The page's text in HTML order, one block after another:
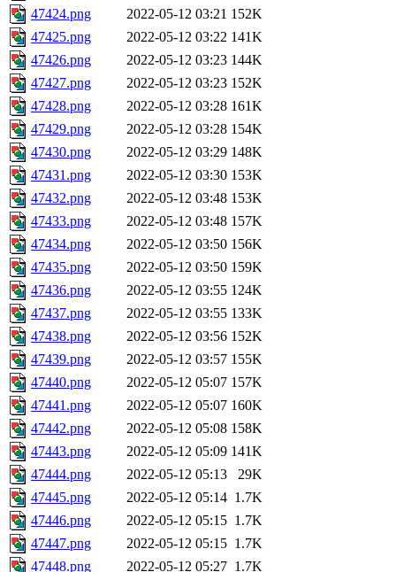
47424.png
2022-05-12 03:21 152K
47425.png
2022-05-12 03:22 141K
47426.png
2022-05-12 03:23 144K
47427.png
2022-05-12 03:23 152K
47428.png
2022-05-12 03:28 161K
47429.png
2022-05-12 03:28 154K
47430.png
2022-05-12 03:29 148K
47431.png
2022-05-12 03:30 153K
47432.png
2022-05-12 03:48 153K
47433.png
2022-05-12 03:48 157K
47434.png
2022-05-12 03:50 156K
47435.png
2022-05-12 03:50 159K
47436.png
2022-05-12 03:55 124K
47437.png
2022-05-12 03:55 133K
47438.png
2022-05-12 03:56 152K
47439.png
2022-05-12 03:57 155K
47440.png
2022-05-12 05:07 157K
47441.png
2022-05-12 05:07 160K
47442.png
2022-05-12 05:08 158K
47443.png
2022-05-12 05:09 141K
47444.png
2022-05-12 05:13
29K
47445.png
2022-05-12 05:14 1.7K
47446.png
2022-05-12 05:15 1.7K
47447.png
2022-05-12 05:15 1.7K
47448.png
2022-05-12 05:27 1.7K